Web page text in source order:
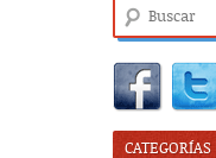
Buscar
CATEGORÍAS